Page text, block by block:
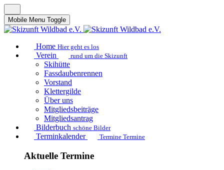
Mobile Menu Toggle
Home Hier geht es los
Verein rund um die Skizunft
Skihütte
Fassdaubenrennen
Vorstand
Klettergilde
Über uns
Mitgliedsbeiträge
Mitgliedsantrag
Bilderbuch schöne Bilder
Terminkalender Termine Termine
Aktuelle Termine